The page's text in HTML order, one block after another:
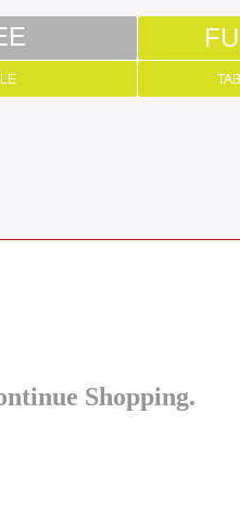
Shopping.